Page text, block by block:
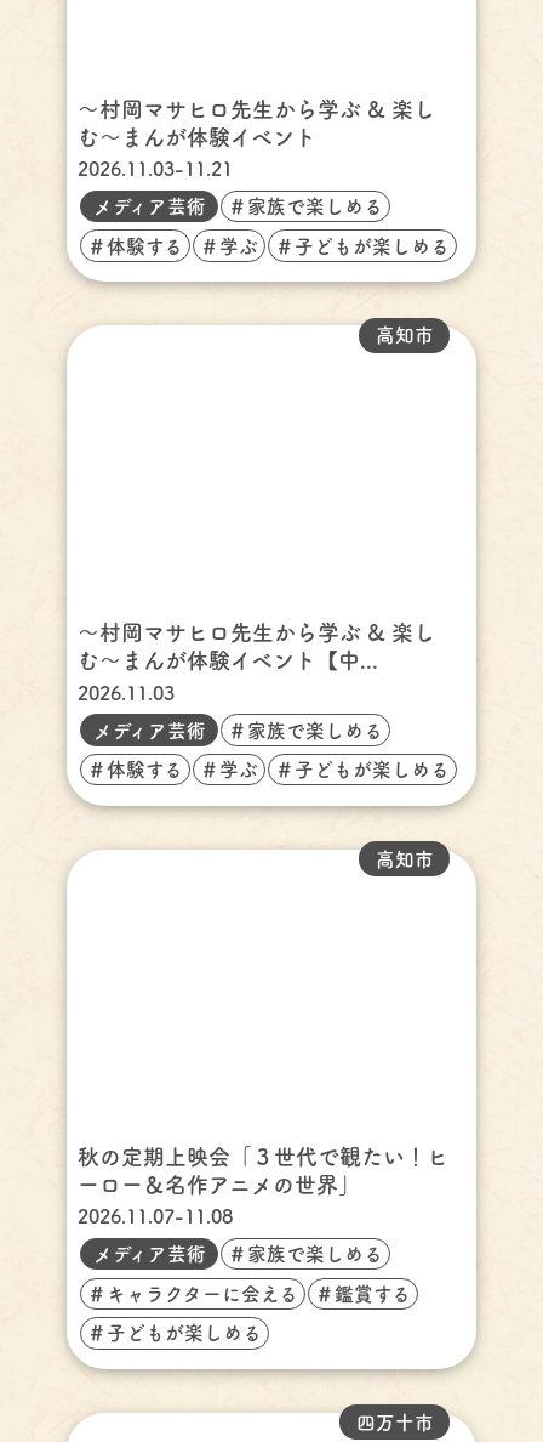
〜村岡マサヒロ先生から学ぶ & 楽し
む〜まんが体験イベント
2026.11.03-11.21
メディア芸術
＃家族で楽しめる
＃体験する ＃学ぶ ＃子どもが楽しめる
〜村岡マサヒロ先生から学ぶ & 楽し
む〜まんが体験イベント【中...
高知市
2026.11.03
メディア芸術
＃家族で楽しめる
＃体験する ＃学ぶ ＃子どもが楽しめる
秋の定期上映会「３世代で観たい！ヒ
ーロー＆名作アニメの世界」
高知市
2026.11.07-11.08
メディア芸術
＃家族で楽しめる
＃キャラクターに会える ＃鑑賞する
＃子どもが楽しめる
四万十市